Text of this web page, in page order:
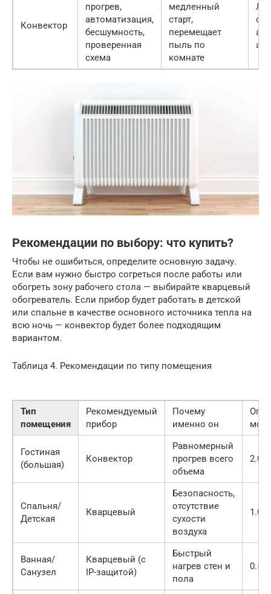
Конвектор
прогрев,
автоматизация,
бесшумность,
проверенная
схема
медленный
старт,
перемещает
пыль по
комнате
Рекомендации по выбору: что купить?
Чтобы не ошибиться, определите основную задачу.
Если вам нужно быстро согреться после работы или
обогреть зону рабочего стола — выбирайте кварцевый
обогреватель. Если прибор будет работать в детской
или спальне в качестве основного источника тепла на
всю ночь — конвектор будет более подходящим
вариантом.
Таблица 4. Рекомендации по типу помещения
Тип
помещения
Рекомендуемый
прибор
Почему
именно он
Гостиная
(большая)
Конвектор
Равномерный
прогрев всего
объема
2.0
Спальня/
Детская
Кварцевый
Безопасность,
отсутствие
сухости
воздуха
1.0
Ванная/
Санузел
Кварцевый (с
IP-защитой)
Быстрый
нагрев стен и
пола
0.5